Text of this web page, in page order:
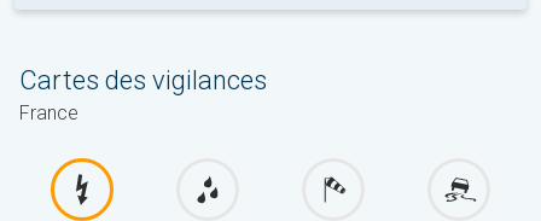
Cartes des vigilances
France